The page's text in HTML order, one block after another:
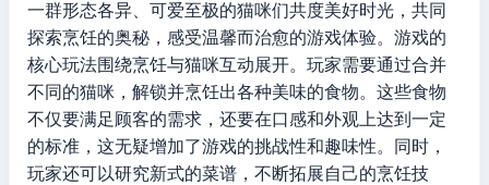
一群形态各异、可爱至极的猫咪们共度美好时光，共同
探索烹饪的奥秘，感受温馨而治愈的游戏体验。游戏的
核心玩法围绕烹饪与猫咪互动展开。玩家需要通过合并
不同的猫咪，解锁并烹饪出各种美味的食物。这些食物
不仅要满足顾客的需求，还要在口感和外观上达到一定
的标准，这无疑增加了游戏的挑战性和趣味性。同时，
玩家还可以研究新式的菜谱，不断拓展自己的烹饪技